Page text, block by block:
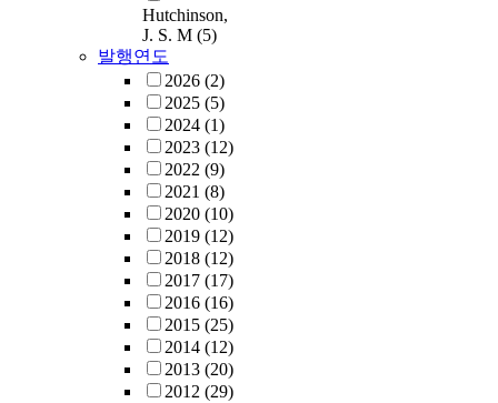
Hutchinson,
J. S. M (5)
발행연도
2026 (2)
2025 (5)
2024 (1)
2023 (12)
2022 (9)
2021 (8)
2020 (10)
2019 (12)
2018 (12)
2017 (17)
2016 (16)
2015 (25)
2014 (12)
2013 (20)
2012 (29)